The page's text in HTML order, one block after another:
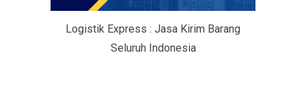
Logistik Express : Jasa Kirim Barang
Seluruh Indonesia